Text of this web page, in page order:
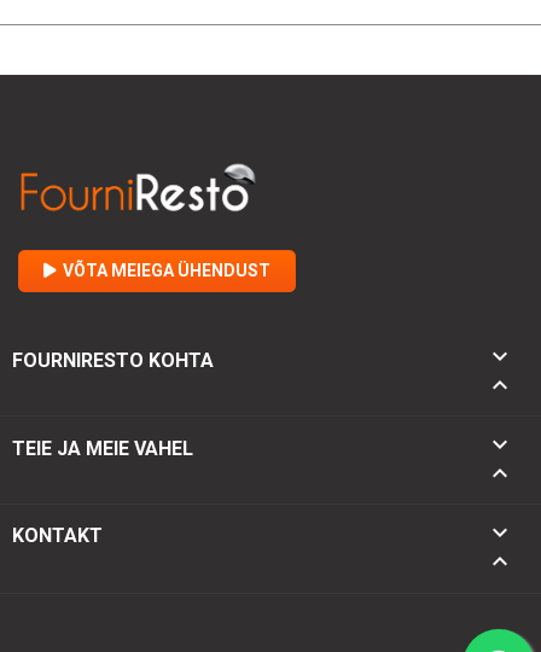
VÕTA MEIEGA ÜHENDUST
FOURNIRESTO KOHTA


TEIE JA MEIE VAHEL


KONTAKT
keyboard_arrow_down
keyboard_arrow_up